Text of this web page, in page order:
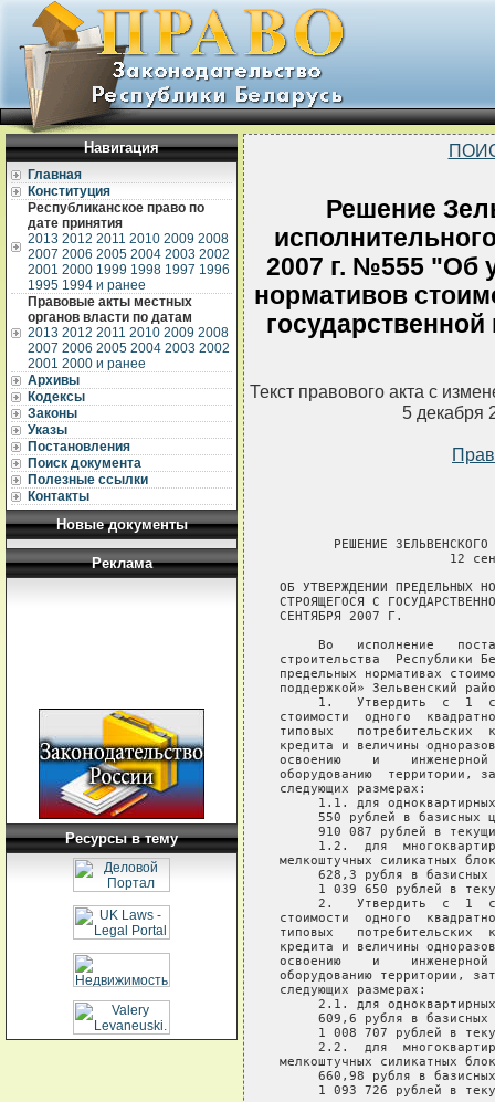
Навигация
Главная
Конституция
Республиканское право по
дате принятия
2013 2012 2011 2010 2009 2008
2007 2006 2005 2004 2003 2002
2001 2000 1999 1998 1997 1996
1995 1994 и ранее
Правовые акты местных
органов власти по датам
2013 2012 2011 2010 2009 2008
2007 2006 2005 2004 2003 2002
2001 2000 и ранее
Архивы
Кодексы
Законы
Указы
Постановления
Поиск документа
Полезные ссылки
Контакты
Новые документы
Реклама
Ресурсы в тему
Решение
2007 г. №555 "Об
нормативов
Текст правового акта с
5 декабря
РЕШЕНИЕ
12
ОБ УТВЕРЖДЕНИИ ПРЕДЕЛЬНЫХ
СТРОЯЩЕГОСЯ С
СЕНТЯБРЯ 2007 Г.
Во   исполнение
строительства
предельных нормативах
поддержкой» Зельвенский
1.   Утвердить  с  1
стоимости  одного
типовых   потребительских
кредита и величины
освоению    и    инженерной
оборудованию  территории,
следующих размерах:
1.1. для
550 рублей в базисных
910 087 рублей в
1.2.  для
мелкоштучных силикатных
628,3 рубля в базисных
1 039 650 рублей в
2.   Утвердить  с  1
стоимости  одного
типовых   потребительских
кредита и величины
освоению    и    инженерной
оборудованию территории,
следующих размерах:
2.1. для
609,6 рубля в базисных
1 008 707 рублей в
2.2.  для
мелкоштучных силикатных
660,98 рубля в
1 093 726 рублей в